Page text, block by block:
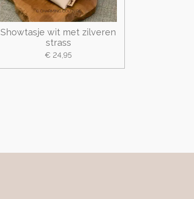
Showtasje wit met zilveren
strass
€ 24,95